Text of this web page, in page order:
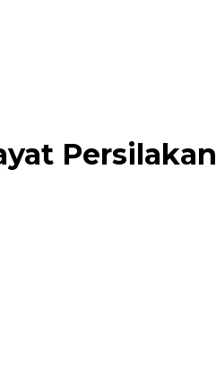
Persilakan